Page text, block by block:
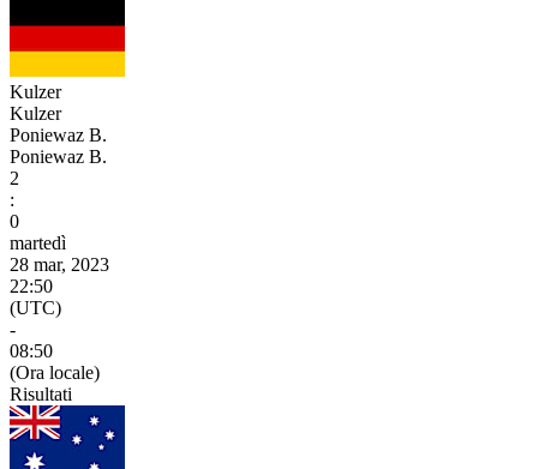
Kulzer
Kulzer
Poniewaz B.
Poniewaz B.
2
:
0
martedì
28 mar, 2023
22:50
(UTC)
-
08:50
(Ora locale)
Risultati